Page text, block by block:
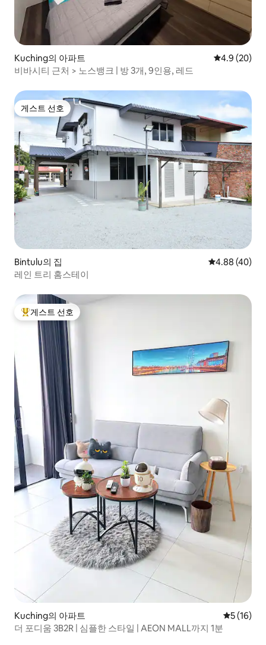
Kuching의 아파트 평점 4.9점(5
4.9 (20)
비바시티 근처 > 노스뱅크 | 방 3개, 9인용, 레드
게스트 선호
게스트 선호
Bintulu의 집 평점 4.88점(5
4.88 (40)
레인 트리 홈스테이
상위 게스트 선호
게스트 선호
Kuching의 아파트 평점 5점
5 (16)
더 포디움 3B2R | 심플한 스타일 | AEON MALL까지 1분